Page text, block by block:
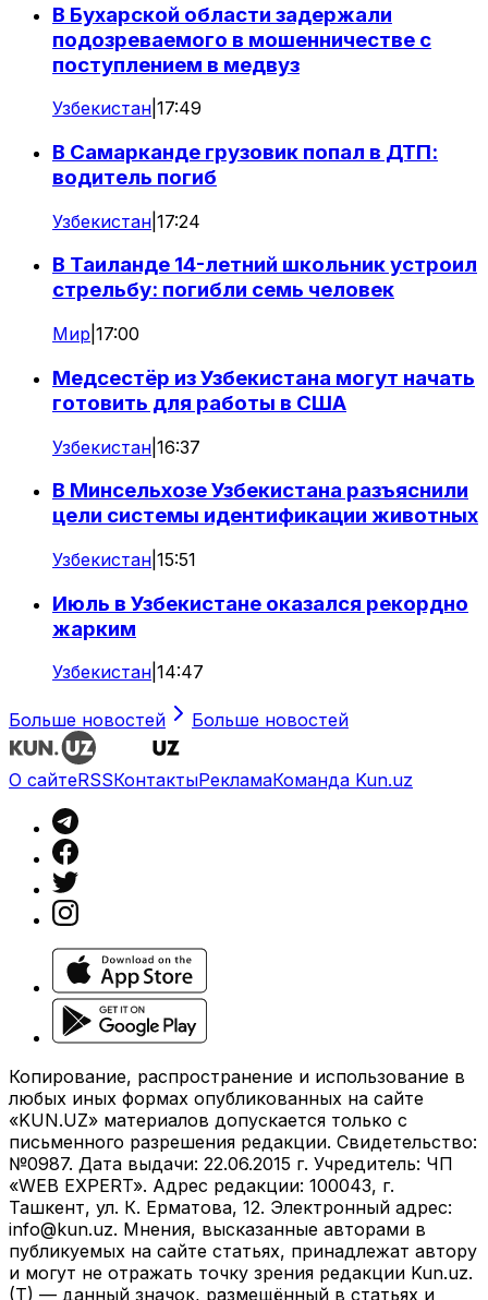
В Бухарской области задержали
подозреваемого в мошенничестве с
поступлением в медвуз
Узбекистан 17:49
В Самарканде грузовик попал в ДТП:
водитель погиб
Узбекистан 17:24
В Таиланде 14-летний школьник устроил
стрельбу: погибли семь человек
Мир 17:00
Медсестёр из Узбекистана могут начать
готовить для работы в США
Узбекистан 16:37
В Минсельхозе Узбекистана разъяснили
цели системы идентификации животных
Узбекистан 15:51
Июль в Узбекистане оказался рекордно
жарким
Узбекистан 14:47
Больше новостей Больше новостей
О сайтеRSSКонтактыРекламаКоманда Kun.uz
Копирование, распространение и использование в
любых иных формах опубликованных на сайте
«KUN.UZ» материалов допускается только с
письменного разрешения редакции. Свидетельство:
№0987. Дата выдачи: 22.06.2015 г. Учредитель: ЧП
«WEB EXPERT». Адрес редакции: 100043, г.
Ташкент, ул. К. Ерматова, 12. Электронный адрес:
info@kun.uz. Мнения, высказанные авторами в
публикуемых на сайте статьях, принадлежат автору
и могут не отражать точку зрения редакции Kun.uz.
(T) — данный значок, размещённый в статьях и